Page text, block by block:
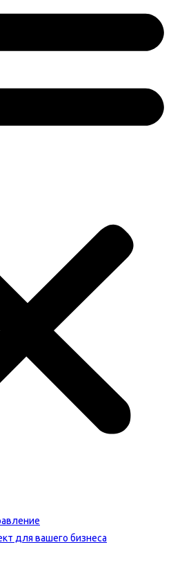
для вашего бизнеса​